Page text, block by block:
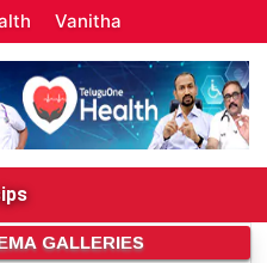
Vanitha
GALLERIES